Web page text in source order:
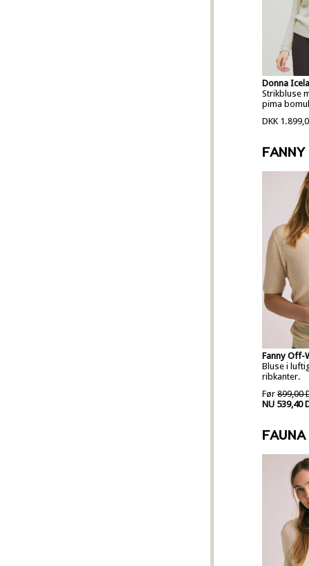
Donna
Strikbluse
pima
DKK
FANNY
Fanny Off-
Bluse i
ribkanter.
Før 899,00
NU 539,40
FAUNA